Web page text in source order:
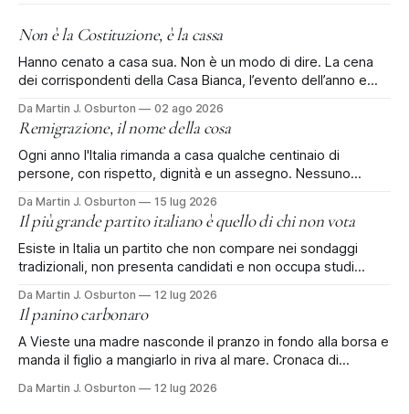
Non è la Costituzione, è la cassa
Hanno cenato a casa sua. Non è un modo di dire. La cena
dei corrispondenti della Casa Bianca, l’evento dell’anno e
Waldorf Astoria di Washington: il vecchio Old Post Office, il
palazzo federale che
Da Martin J. Osburton 02 ago 2026
Remigrazione, il nome della cosa
Ogni anno l'Italia rimanda a casa qualche centinaio di
persone, con rispetto, dignità e un assegno. Nessuno
quattro, forse cinquecento persone che ogni anno lasciano
l'Italia con l'aiuto dello Stato italiano. Si chiama rimpatrio
Da Martin J. Osburton 15 lug 2026
Il più grande partito italiano è quello di chi non vota
Esiste in Italia un partito che non compare nei sondaggi
tradizionali, non presenta candidati e non occupa studi
partito del Paese: è quello di chi ha deciso di non votare più.
Secondo alcune stime sull'affluenza alle prossime elezioni
Da Martin J. Osburton 12 lug 2026
Il panino carbonaro
A Vieste una madre nasconde il pranzo in fondo alla borsa e
manda il figlio a mangiarlo in riva al mare. Cronaca di
borsa, sotto i teli e la crema solare, nascosto come si
Da Martin J. Osburton 12 lug 2026